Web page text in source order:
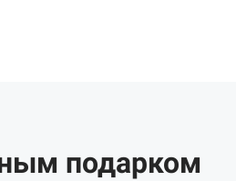
подарком